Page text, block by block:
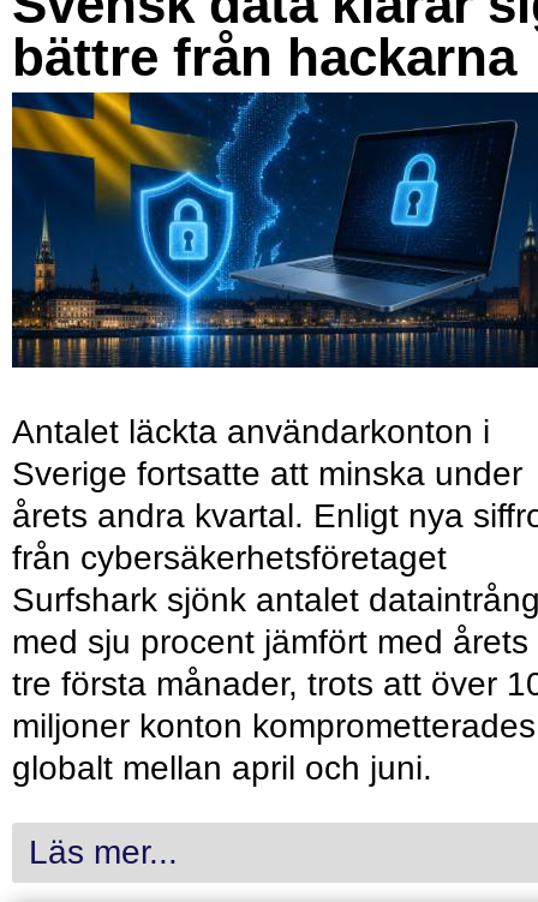
bättre från hackarna
Antalet läckta användarkonton i
Sverige fortsatte att minska under
årets andra kvartal. Enligt nya
från cybersäkerhetsföretaget
Surfshark sjönk antalet
med sju procent jämfört med årets
tre första månader, trots att över
miljoner konton komprometterades
globalt mellan april och juni.
Läs mer...